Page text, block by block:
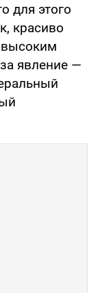
для этого
красиво
высоким
явление —